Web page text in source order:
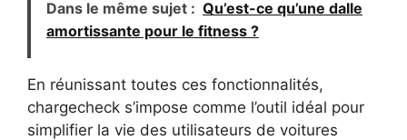
Dans le même sujet : Qu’est-ce qu’une dalle
amortissante pour le fitness ?
En réunissant toutes ces fonctionnalités,
chargecheck s’impose comme l’outil idéal pour
simplifier la vie des utilisateurs de voitures